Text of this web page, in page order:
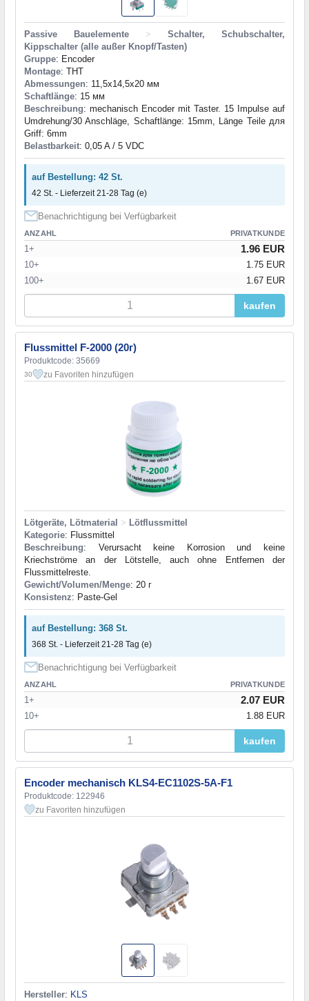
Passive Bauelemente >
Schalter, Schubschalter,
Kippschalter (alle außer Knopf/Tasten)
Gruppe: Encoder
Montage: THT
Abmessungen: 11,5x14,5x20 мм
Schaftlänge: 15 мм
Beschreibung: mechanisch Encoder mit Taster. 15 Impulse auf
Umdrehung/30 Anschläge, Schaftlänge: 15mm, Länge Teile для
Griff: 6mm
Belastbarkeit: 0,05 A / 5 VDC
auf Bestellung: 42 St.
42 St. - Lieferzeit 21-28 Tag (e)
Benachrichtigung bei Verfügbarkeit
ANZAHL PRIVATKUNDE
1+ 1.96 EUR
10+
1.75 EUR
100+
1.67 EUR
kaufen
Flussmittel F-2000 (20г)
Produktcode: 35669
30 zu Favoriten hinzufügen
Lötgeräte, Lötmaterial > Lötflussmittel
Kategorie: Flussmittel
Beschreibung: Verursacht keine Korrosion und keine
Kriechströme an der Lötstelle, auch ohne Entfernen der
Flussmittelreste.
Gewicht/Volumen/Menge: 20 г
Konsistenz: Paste-Gel
auf Bestellung: 368 St.
368 St. - Lieferzeit 21-28 Tag (e)
Benachrichtigung bei Verfügbarkeit
ANZAHL PRIVATKUNDE
1+ 2.07 EUR
10+ 1.88 EUR
kaufen
Encoder mechanisch KLS4-EC1102S-5A-F1
Produktcode: 122946
zu Favoriten hinzufügen
Hersteller: KLS